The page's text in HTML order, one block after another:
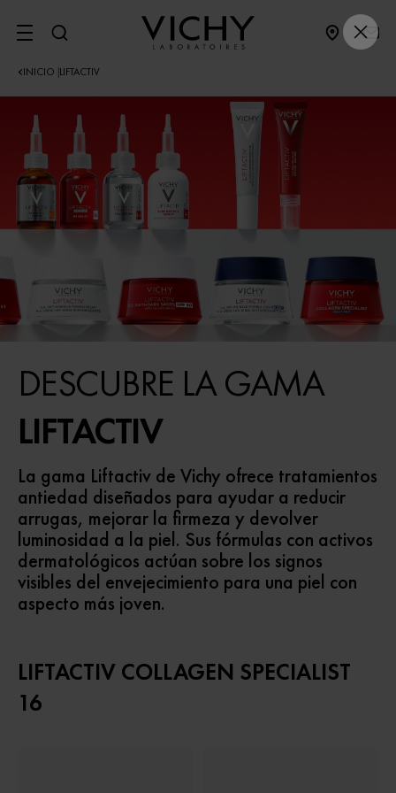
SITE MENU
INICIO LIFTACTIV
DESCUBRE LA GAMA
LIFTACTIV
La gama Liftactiv de Vichy ofrece tratamientos
antiedad diseñados para ayudar a reducir
arrugas, mejorar la firmeza y devolver
luminosidad a la piel. Sus fórmulas con activos
dermatológicos actúan sobre los signos
visibles del envejecimiento para una piel con
aspecto más joven.
LIFTACTIV COLLAGEN SPECIALIST
16​